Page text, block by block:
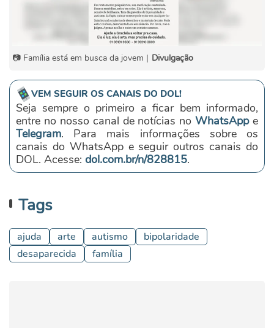
📷 Família está em busca da jovem | Divulgação
VEM SEGUIR OS CANAIS DO DOL!
Seja sempre o primeiro a ficar bem informado,
entre no nosso canal de notícias noWhatsAppe
Telegram. Para mais informações sobre os
canais do WhatsApp e seguir outros canais do
DOL. Acesse: dol.com.br/n/828815.
Tags
ajuda arte autismo
bipolaridade
desaparecida
família